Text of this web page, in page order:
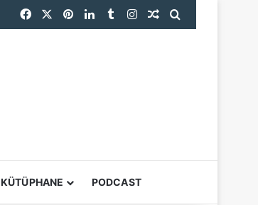
Facebook PinterestLinkedInTumblrInstagramRastgele Makale
KÜTÜPHANE PODCAST